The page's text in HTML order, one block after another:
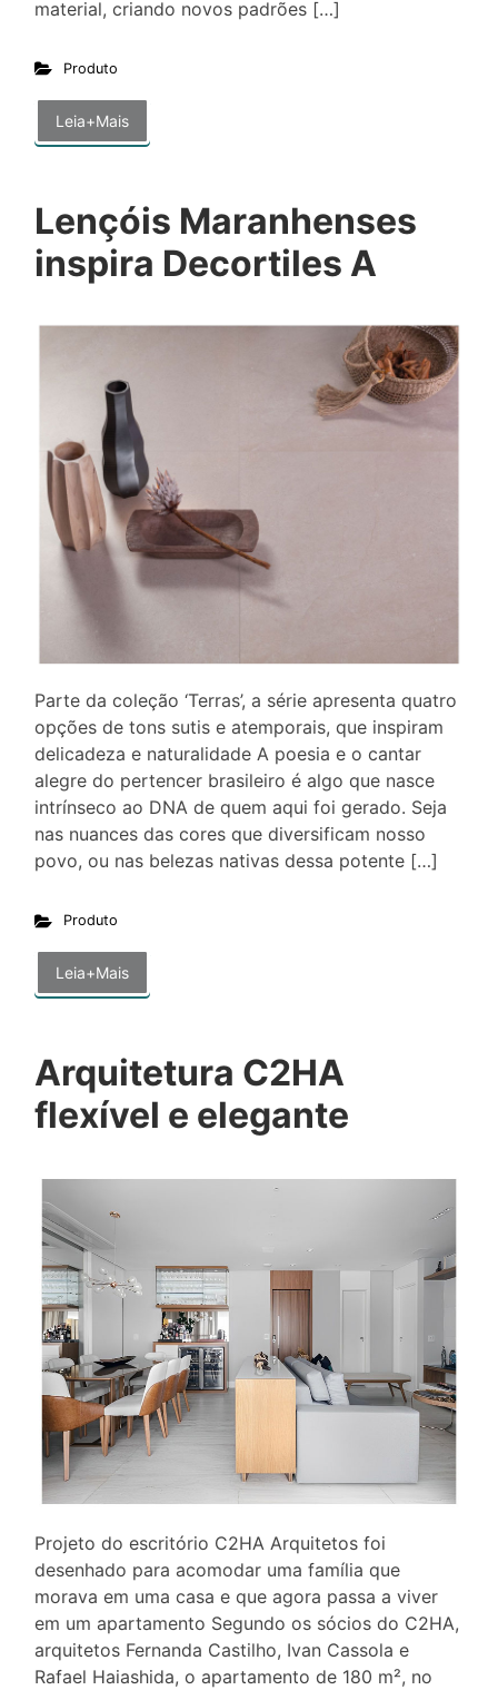
material, criando novos padrões […]
Produto
Leia+Mais
Lençóis Maranhenses
inspira Decortiles A
Parte da coleção ‘Terras’, a série apresenta quatro
opções de tons sutis e atemporais, que inspiram
delicadeza e naturalidade A poesia e o cantar
alegre do pertencer brasileiro é algo que nasce
intrínseco ao DNA de quem aqui foi gerado. Seja
nas nuances das cores que diversificam nosso
povo, ou nas belezas nativas dessa potente […]
Produto
Leia+Mais
Arquitetura C2HA
flexível e elegante
Projeto do escritório C2HA Arquitetos foi
desenhado para acomodar uma família que
morava em uma casa e que agora passa a viver
em um apartamento Segundo os sócios do C2HA,
arquitetos Fernanda Castilho, Ivan Cassola e
Rafael Haiashida, o apartamento de 180 m², no